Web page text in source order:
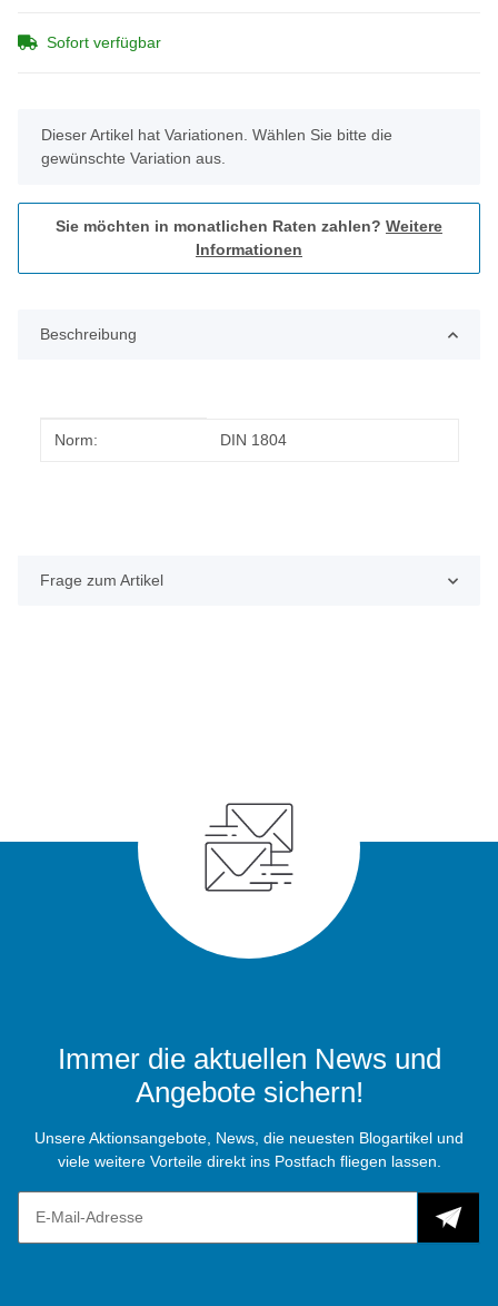
Sofort verfügbar
x
Dieser Artikel hat Variationen. Wählen Sie bitte die
gewünschte Variation aus.
Sie möchten in monatlichen Raten zahlen? Weitere
Informationen
Beschreibung
Produkteigenschaft
Wert
Norm: DIN 1804
Frage zum Artikel
Immer die aktuellen News und
Angebote sichern!
Unsere Aktionsangebote, News, die neuesten Blogartikel und
viele weitere Vorteile direkt ins Postfach fliegen lassen.